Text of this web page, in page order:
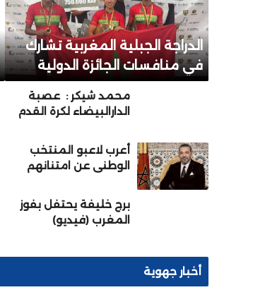
الدراجة الجبلية المغربية تشارك
في منافسات الجائزة الدولية
الكبرى “شانتال بيا” بالكاميرون
من أجل الدفاع عن لقبها
محمد شيكر : عصبة
الدارالبيضاء لكرة القدم
وصناعة المواهب
الكروية.
أعرب لاعبو المنتخب
الوطني عن امتنانهم
على جهوده الدؤوبة في
دعم تطوير كرة القدم
المغربية
برج خليفة يحتفل بفوز
المغرب (فيديو)
أخبار جهوية